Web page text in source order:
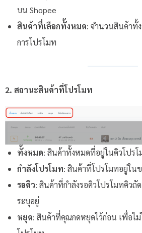
บน Shopee
สินค้าที่เลือกทั้งหมด: จำนวนสินค้าทั้
การโปรโมท
2. สถานะสินค้าที่โปรโมท
ทั้งหมด: สินค้าทั้งหมดที่อยู่ในคิวโปรโ
กำลังโปรโมท: สินค้าที่โปรโมทอยู่ใน
รอคิว: สินค้าที่กำลังรอคิวโปรโมทคิวถั
ระบุอยู่
หยุด: สินค้าที่คุณกดหยุดไว้ก่อน เพื่อไ